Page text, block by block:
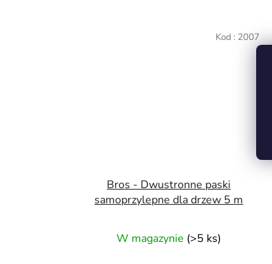
Bros - Dwustronne paski
samoprzylepne dla drzew 5 m
W magazynie (>5 ks)
Kod : 2007